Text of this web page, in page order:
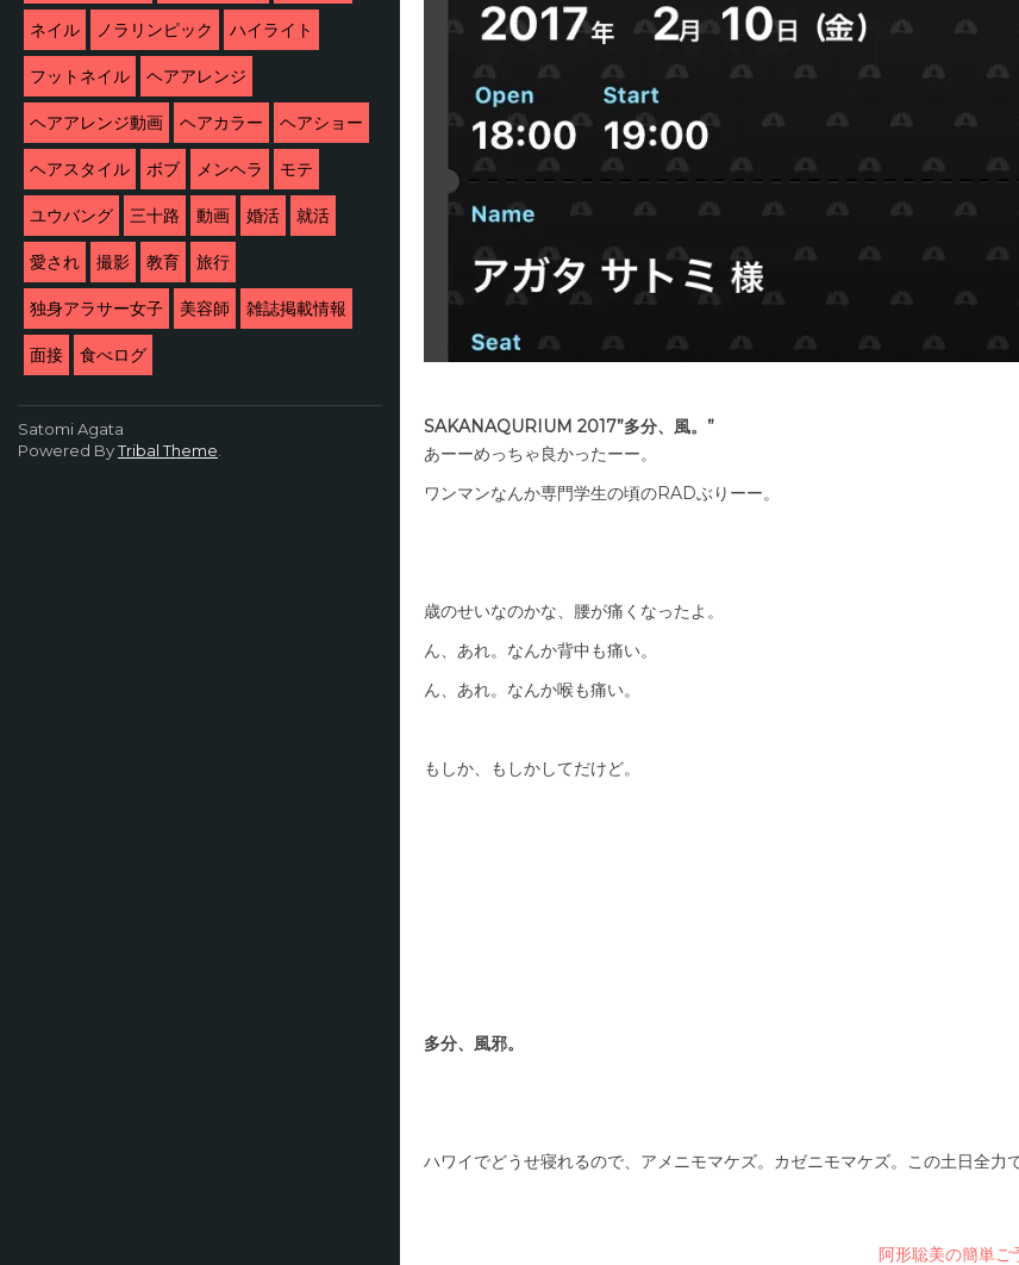
SAKANAQURIUM 2017”多分、風。”
あーーめっちゃ良かったーー。
ワンマンなんか専門学生の頃のRADぶりーー。
歳のせいなのかな、腰が痛くなったよ。
ん、あれ。なんか背中も痛い。
ん、あれ。なんか喉も痛い。
もしか、もしかしてだけど。
多分、風邪。
ハワイでどうせ寝れるので、アメニモマケズ。カゼニモマケズ。この土日全力
阿形聡美の簡単
ネイル ノラリンピック ハイライト
フットネイル ヘアアレンジ
ヘアアレンジ動画 ヘアカラー ヘアショー
ヘアスタイル ボブ メンヘラ モテ
ユウバング 三十路 動画 婚活 就活
愛され 撮影 教育 旅行
独身アラサー女子 美容師 雑誌掲載情報
面接 食べログ
Satomi Agata
Powered ByTribal Theme